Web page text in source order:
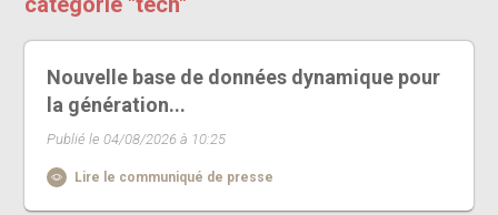
Nouvelle base de données dynamique pour
la génération...
Publié le 04/08/2026 à 10:25
Lire le communiqué de presse